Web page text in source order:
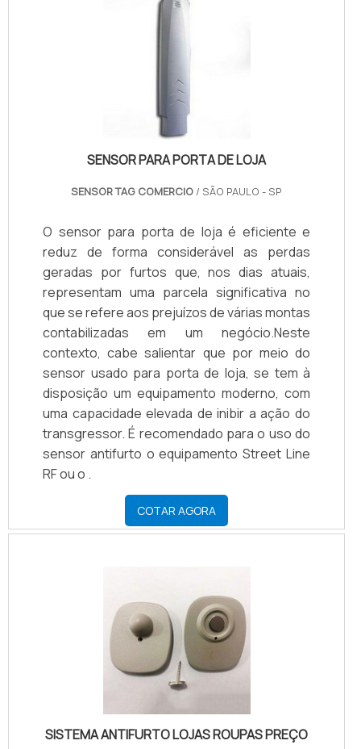
SENSOR PARA PORTA DE LOJA
SENSOR TAG COMERCIO / SÃO PAULO - SP
O sensor para porta de loja é eficiente e
reduz de forma considerável as perdas
geradas por furtos que, nos dias atuais,
representam uma parcela significativa no
que se refere aos prejuízos de várias montas
contabilizadas em um negócio.Neste
contexto, cabe salientar que por meio do
sensor usado para porta de loja, se tem à
disposição um equipamento moderno, com
uma capacidade elevada de inibir a ação do
transgressor. É recomendado para o uso do
sensor antifurto o equipamento Street Line
RF ou o .
COTAR AGORA
SISTEMA ANTIFURTO LOJAS ROUPAS PREÇO